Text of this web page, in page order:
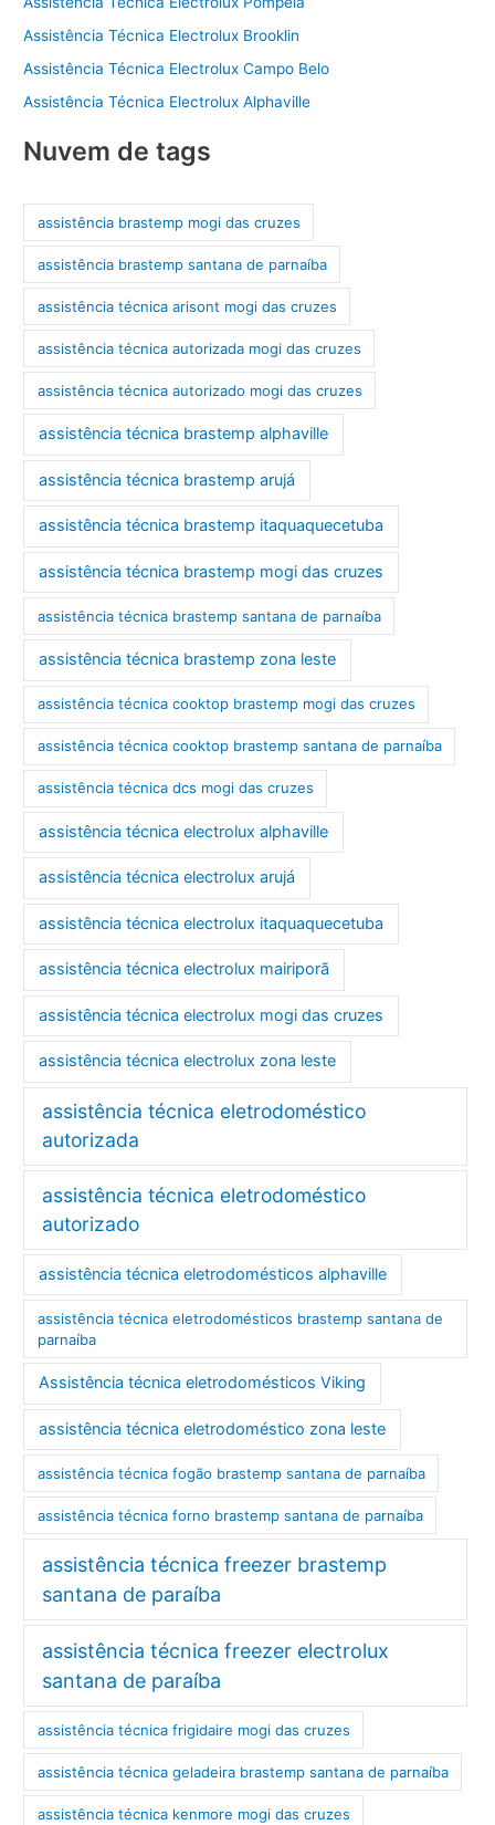
Assistência Técnica Electrolux Brooklin
Assistência Técnica Electrolux Campo Belo
Assistência Técnica Electrolux Alphaville
Nuvem de tags
assistência brastemp mogi das cruzes
assistência brastemp santana de parnaíba
assistência técnica arisont mogi das cruzes
assistência técnica autorizada mogi das cruzes
assistência técnica autorizado mogi das cruzes
assistência técnica brastemp alphaville
assistência técnica brastemp arujá
assistência técnica brastemp itaquaquecetuba
assistência técnica brastemp mogi das cruzes
assistência técnica brastemp santana de parnaíba
assistência técnica brastemp zona leste
assistência técnica cooktop brastemp mogi das cruzes
assistência técnica cooktop brastemp santana de parnaíba
assistência técnica dcs mogi das cruzes
assistência técnica electrolux alphaville
assistência técnica electrolux arujá
assistência técnica electrolux itaquaquecetuba
assistência técnica electrolux mairiporã
assistência técnica electrolux mogi das cruzes
assistência técnica electrolux zona leste
assistência técnica eletrodoméstico
autorizada
assistência técnica eletrodoméstico
autorizado
assistência técnica eletrodomésticos alphaville
assistência técnica eletrodomésticos brastemp santana de
parnaíba
Assistência técnica eletrodomésticos Viking
assistência técnica eletrodoméstico zona leste
assistência técnica fogão brastemp santana de parnaíba
assistência técnica forno brastemp santana de parnaíba
assistência técnica freezer brastemp
santana de paraíba
assistência técnica freezer electrolux
santana de paraíba
assistência técnica frigidaire mogi das cruzes
assistência técnica geladeira brastemp santana de parnaíba
assistência técnica kenmore mogi das cruzes